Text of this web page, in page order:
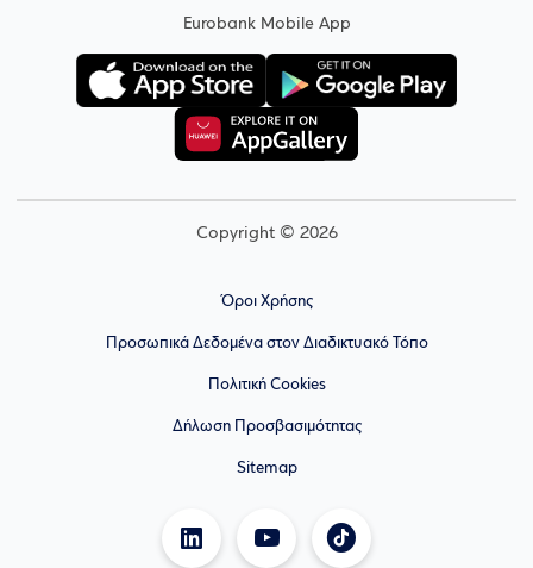
Eurobank Mobile App
Copyright © 2026
Όροι Χρήσης
Προσωπικά Δεδομένα στον Διαδικτυακό Τόπο
Πολιτική Cookies
Δήλωση Προσβασιμότητας
Sitemap